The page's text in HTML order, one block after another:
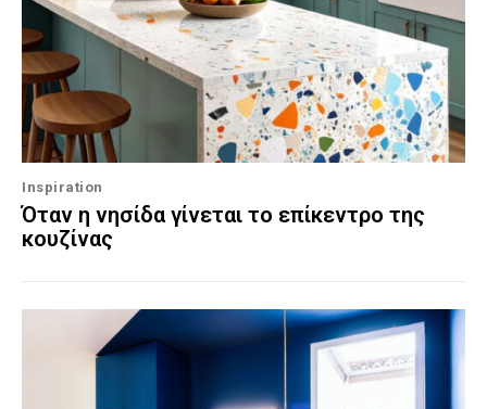
Inspiration
Όταν η νησίδα γίνεται το επίκεντρο της
κουζίνας